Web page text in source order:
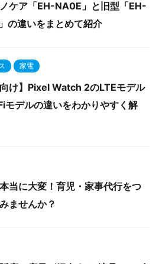
ケア「EH-NA0E」と旧型「EH-
の違いをまとめて紹介
家電
け】Pixel Watch 2のLTEモデル
モデルの違いをわかりやすく解
当に大変！育児・家事代行をつ
ませんか？